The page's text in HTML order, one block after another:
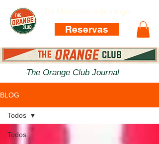
De Miércoles a domingo
Reservas
The Orange Club Journal
BLOG
Todos
Todos